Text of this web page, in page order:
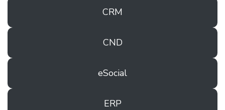
CRM
CND
eSocial
ERP